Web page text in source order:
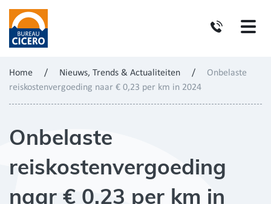
Home / Nieuws, Trends & Actualiteiten /
Onbelaste
reiskostenvergoeding naar € 0,23 per km in 2024
Onbelaste
reiskostenvergoeding
naar € 0,23 per km in